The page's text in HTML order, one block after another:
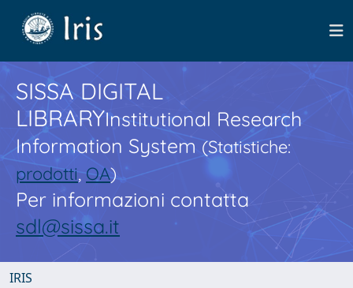
SISSA DIGITAL
LIBRARYInstitutional Research
Information System(Statistiche:
prodotti,OA)
Per informazioni contatta
sdl@sissa.it
IRIS